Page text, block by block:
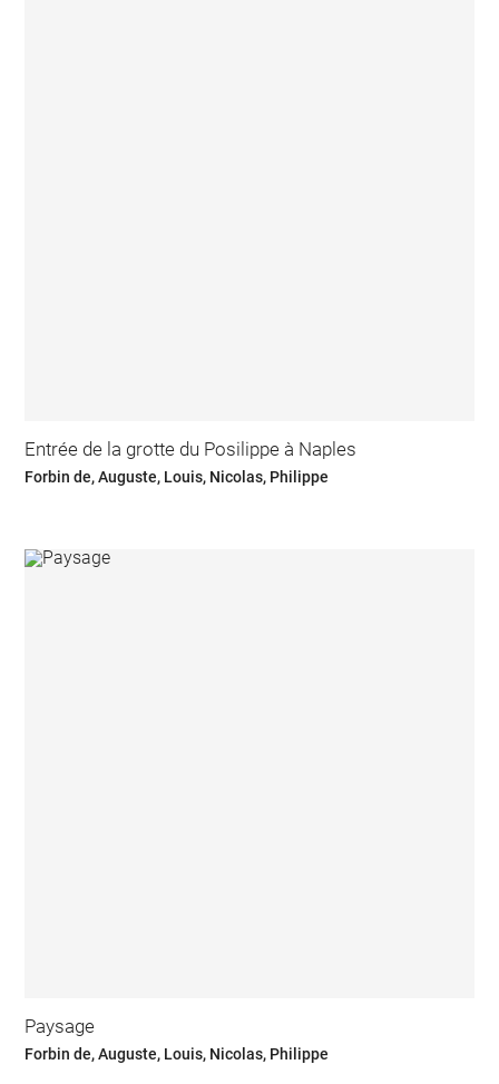
Entrée de la grotte du Posilippe à Naples
Forbin de, Auguste, Louis, Nicolas, Philippe
Paysage
Forbin de, Auguste, Louis, Nicolas, Philippe